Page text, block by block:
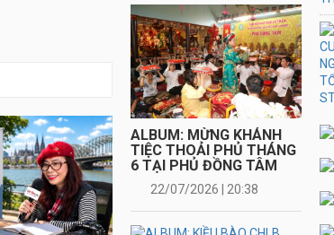
ALBUM: MỪNG KHÁNH
TIỆC THOẢI PHỦ THÁNG
6 TẠI PHỦ ĐỒNG TÂM
22/07/2026 | 20:38
ALBUM: KIỀU BÀO CHLB
ĐỨC DỰ SỰ KIỆN PHỞ